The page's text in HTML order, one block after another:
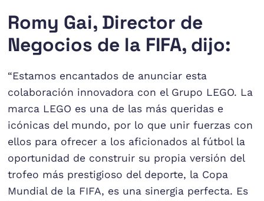
Romy Gai, Director de
Negocios de la FIFA, dijo:
“Estamos encantados de anunciar esta
colaboración innovadora con el Grupo LEGO. La
marca LEGO es una de las más queridas e
icónicas del mundo, por lo que unir fuerzas con
ellos para ofrecer a los aficionados al fútbol la
oportunidad de construir su propia versión del
trofeo más prestigioso del deporte, la Copa
Mundial de la FIFA, es una sinergia perfecta. Es